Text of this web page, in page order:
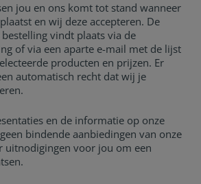
jou en ons komt tot stand wanneer
en wij deze accepteren. De
vindt plaats via de
of via een aparte e-mail met de lijst
producten en prijzen. Er
automatisch recht dat wij je
en de informatie op onze
bindende aanbiedingen van onze
uitnodigingen voor jou om een